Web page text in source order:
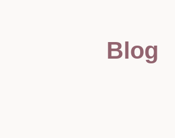
Blog